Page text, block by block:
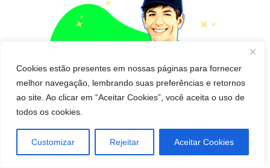
Cookies estão presentes em nossas páginas para fornecer
melhor navegação, lembrando suas preferências e retornos
ao site. Ao clicar em “Aceitar Cookies”, você aceita o uso de
todos os cookies.
Customizar Rejeitar Aceitar Cookies